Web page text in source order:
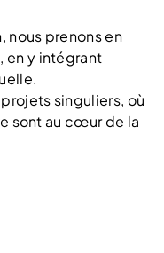
nous prenons en
en y intégrant
singuliers, où
sont au cœur de la